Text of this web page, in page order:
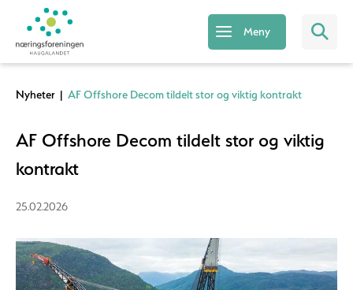
Meny
Nyheter | AF Offshore Decom tildelt stor og viktig kontrakt
AF Offshore Decom tildelt stor og viktig
kontrakt
25.02.2026